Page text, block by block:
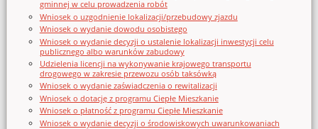
gminnej w celu prowadzenia robót
Wniosek o uzgodnienie lokalizacji/przebudowy zjazdu
Wniosek o wydanie dowodu osobistego
Wniosek o wydanie decyzji o ustalenie lokalizacji inwestycji celu
publicznego albo warunków zabudowy
Udzielenia licencji na wykonywanie krajowego transportu
drogowego w zakresie przewozu osób taksówką
Wniosek o wydanie zaświadczenia o rewitalizacji
Wniosek o dotację z programu Ciepłe Mieszkanie
Wniosek o płatność z programu Ciepłe Mieszkanie
Wniosek o wydanie decyzji o środowiskowych uwarunkowaniach